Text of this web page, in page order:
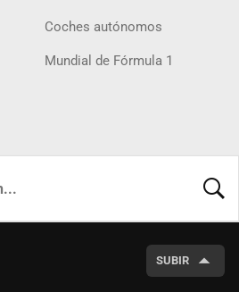
Coches autónomos
Mundial de Fórmula 1
SUBIR